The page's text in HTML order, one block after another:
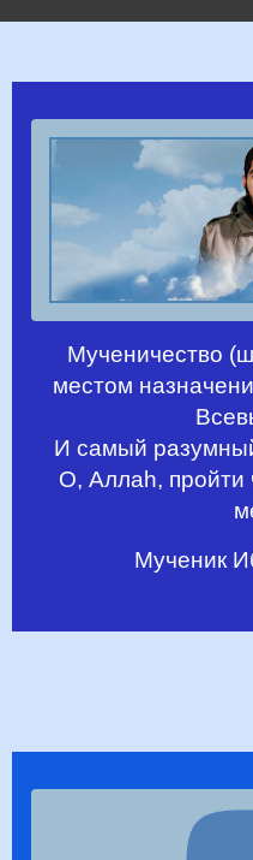
Мученичество
местом
И самый
О, Аллаh, пройти
Мученик